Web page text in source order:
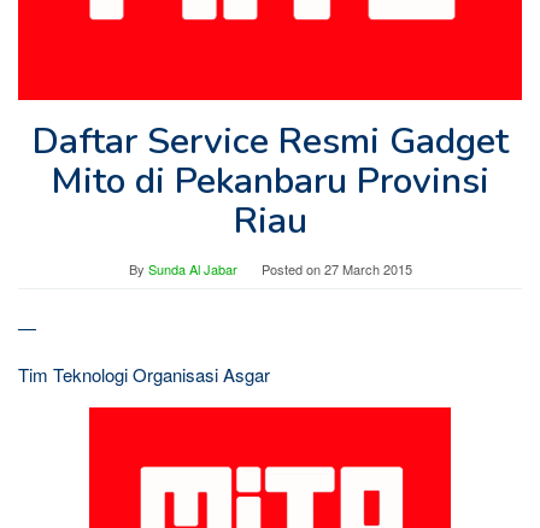
Daftar Service Resmi Gadget
Mito di Pekanbaru Provinsi
Riau
By Sunda Al Jabar Posted on27 March 2015
—
Tim Teknologi Organisasi Asgar